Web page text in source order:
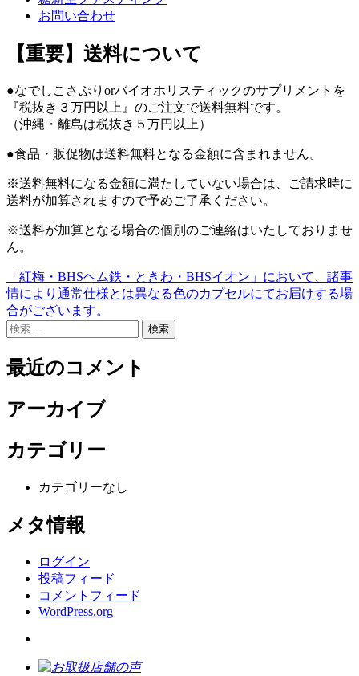
お問い合わせ
【重要】送料について
●なでしこさぷりorバイオホリスティックのサプリメントを
『税抜き３万円以上』のご注文で送料無料です。
（沖縄・離島は税抜き５万円以上）
●食品・販促物は送料無料となる金額に含まれません。
※送料無料になる金額に満たしていない場合は、ご請求時に
送料が加算されますので予めご了承ください。
※送料が加算となる場合の個別のご連絡はいたしておりませ
ん。
投
稿
ナ
ビ
ゲ
ー
ョ
「紅梅・BHSヘム鉄・ときわ・BHSイオン」において、諸事
情により通常仕様とは異なる色のカプセルにてお届けする場
合がございます。
検
最近のコメント
アーカイブ
カテゴリー
カテゴリーなし
メタ情報
ログイン
投稿フィード
コメントフィード
WordPress.org